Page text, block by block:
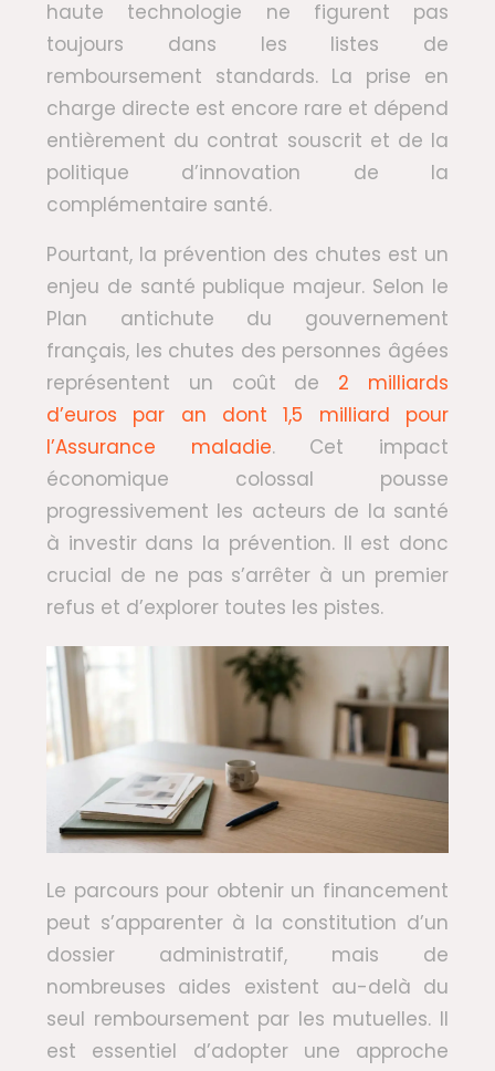
haute technologie ne figurent pas
toujours dans les listes de
remboursement standards. La prise en
charge directe est encore rare et dépend
entièrement du contrat souscrit et de la
politique d’innovation de la
complémentaire santé.
Pourtant, la prévention des chutes est un
enjeu de santé publique majeur. Selon le
Plan antichute du gouvernement
français, les chutes des personnes âgées
représentent un coût de 2 milliards
d’euros par an dont 1,5 milliard pour
l’Assurance maladie. Cet impact
économique colossal pousse
progressivement les acteurs de la santé
à investir dans la prévention. Il est donc
crucial de ne pas s’arrêter à un premier
refus et d’explorer toutes les pistes.
Le parcours pour obtenir un financement
peut s’apparenter à la constitution d’un
dossier administratif, mais de
nombreuses aides existent au-delà du
seul remboursement par les mutuelles. Il
est essentiel d’adopter une approche